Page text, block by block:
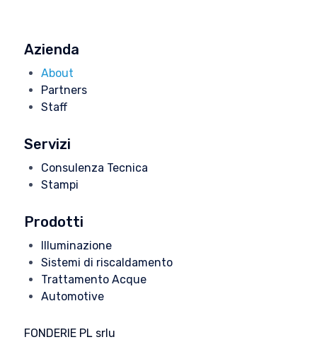
Azienda
About
Partners
Staff
Servizi
Consulenza Tecnica
Stampi
Prodotti
Illuminazione
Sistemi di riscaldamento
Trattamento Acque
Automotive
FONDERIE PL srlu